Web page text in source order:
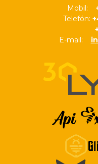
Mobil:
Telefón:
+421
E-mail: